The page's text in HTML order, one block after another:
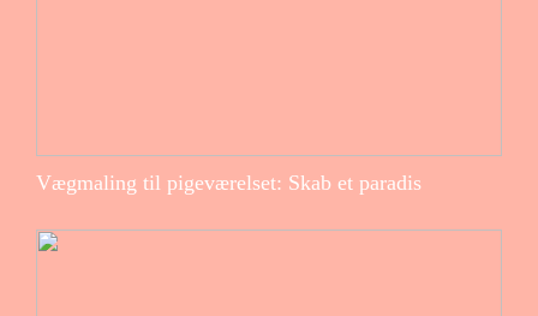
Vægmaling til pigeværelset: Skab et paradis